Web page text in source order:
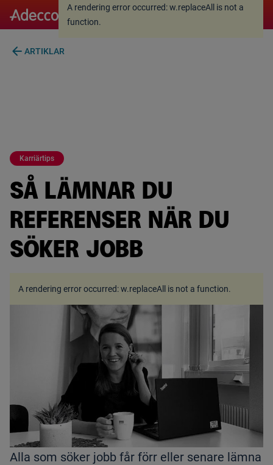
A rendering error occurred:
function.
A rendering error occurred:w.replaceAll is not a
function.
arrow_back ARTIKLAR
Karriärtips
SÅ LÄMNAR DU
REFERENSER NÄR DU
SÖKER JOBB
Alla som söker jobb får förr eller senare lämna
A rendering error occurred:w.replaceAll is not a function.